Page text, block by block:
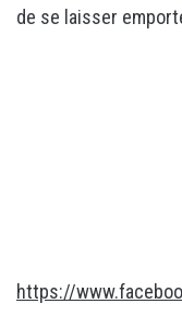
de se laisser
https://